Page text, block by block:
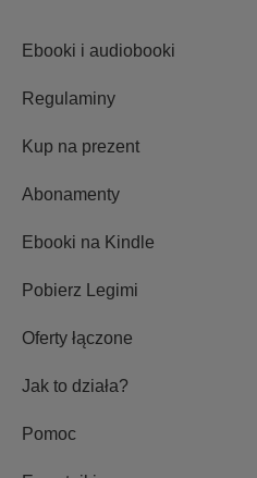
Ebooki i audiobooki
Regulaminy
Kup na prezent
Abonamenty
Ebooki na Kindle
Pobierz Legimi
Oferty łączone
Jak to działa?
Pomoc